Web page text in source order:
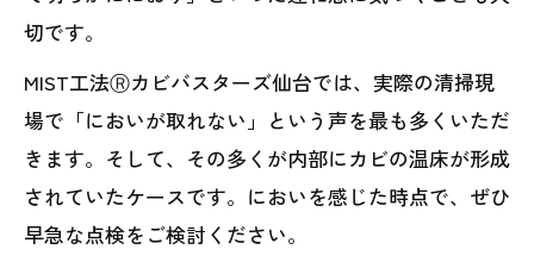
切です。
MIST工法Ⓡカビバスターズ仙台では、実際の清掃現
場で「においが取れない」という声を最も多くいただ
きます。そして、その多くが内部にカビの温床が形成
されていたケースです。においを感じた時点で、ぜひ
早急な点検をご検討ください。